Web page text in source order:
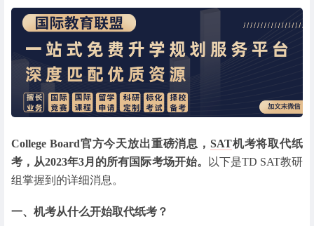
College Board官方今天放出重磅消息， SAT机考将取代纸
考，从2023年3月的所有国际考场开始。
以下是TD SAT教研
组掌握到的详细消息。
一、机考从什么开始取代纸考？